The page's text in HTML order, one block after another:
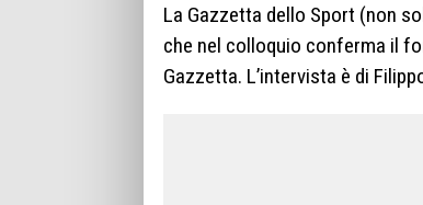
La Gazzetta dello Sport (non
che nel colloquio conferma il
Gazzetta. L’intervista è di